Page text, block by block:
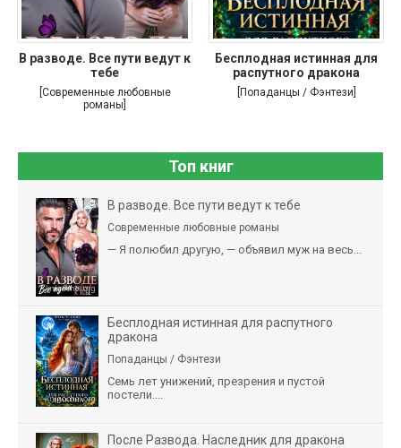
В разводе. Все пути ведут к
тебе
[Современные любовные
романы]
Бесплодная истинная для
распутного дракона
[Попаданцы / Фэнтези]
Топ книг
В разводе. Все пути ведут к тебе
Современные любовные романы
— Я полюбил другую, — объявил муж на весь...
Бесплодная истинная для распутного
дракона
Попаданцы / Фэнтези
Семь лет унижений, презрения и пустой
постели....
После Развода. Наследник для дракона